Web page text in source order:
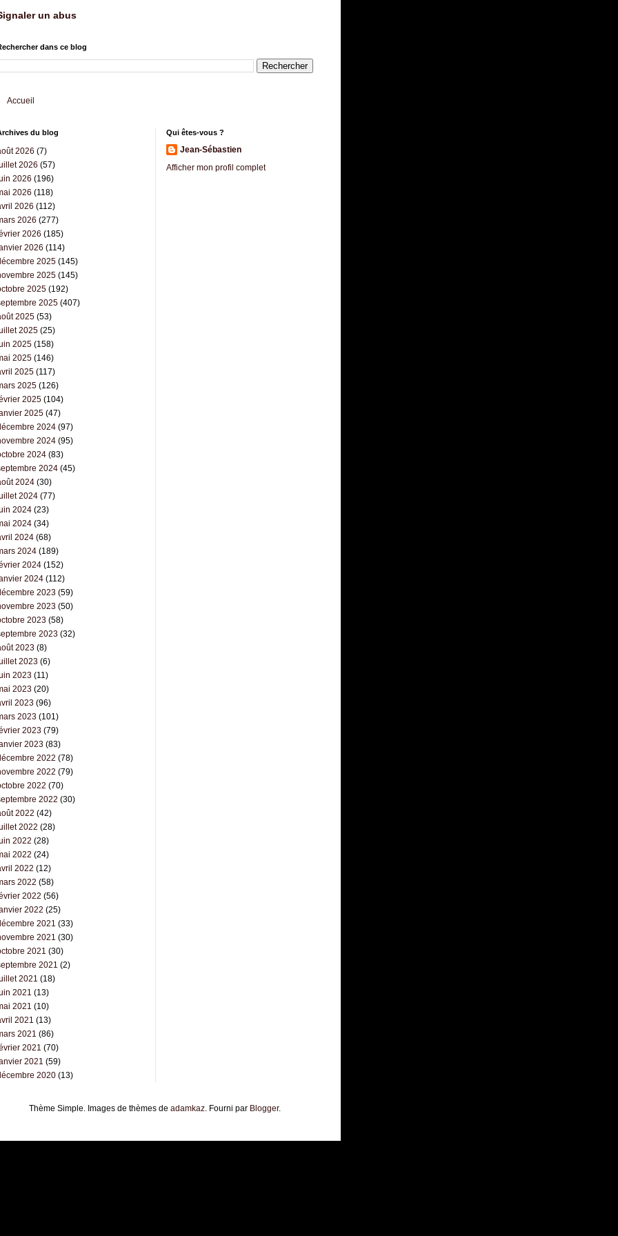
un abus
dans ce blog
Accueil
du blog
2026 (7)
2026 (57)
2026 (196)
2026 (118)
2026 (112)
2026 (277)
2026 (185)
2026 (114)
2025(145)
2025(145)
2025(192)
2025(407)
2025(53)
2025(25)
2025(158)
2025(146)
2025(117)
2025(126)
2025(104)
2025(47)
2024(97)
2024(95)
2024(83)
2024(45)
2024(30)
2024(77)
2024(23)
2024(34)
2024(68)
2024(189)
2024(152)
2024(112)
2023(59)
2023(50)
2023(58)
2023(32)
2023(8)
2023(6)
2023(11)
2023(20)
2023(96)
2023(101)
2023(79)
2023(83)
2022 (78)
2022 (79)
2022 (70)
2022 (30)
2022 (42)
2022 (28)
2022 (28)
2022 (24)
2022 (12)
2022 (58)
2022 (56)
2022 (25)
2021 (33)
2021 (30)
2021 (30)
2021 (2)
2021 (18)
2021 (13)
2021 (10)
2021 (13)
2021 (86)
2021 (70)
2021 (59)
2020(13)
Qui êtes-vous ?
Jean-Sébastien
Afficher mon profil complet
Thème Simple. Images de thèmes de adamkaz. Fourni par Blogger.